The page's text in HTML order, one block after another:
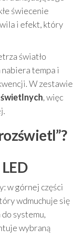
świecenie
i efekt, który
światło
nabiera tempa i
W zestawie
świetlnych, więc
w górnej części
wdmuchuje się
systemu,
wybraną